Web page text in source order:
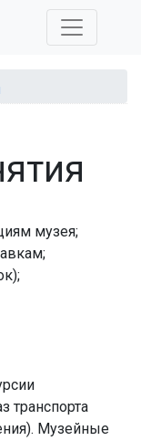
музея;
транспорта
Музейные